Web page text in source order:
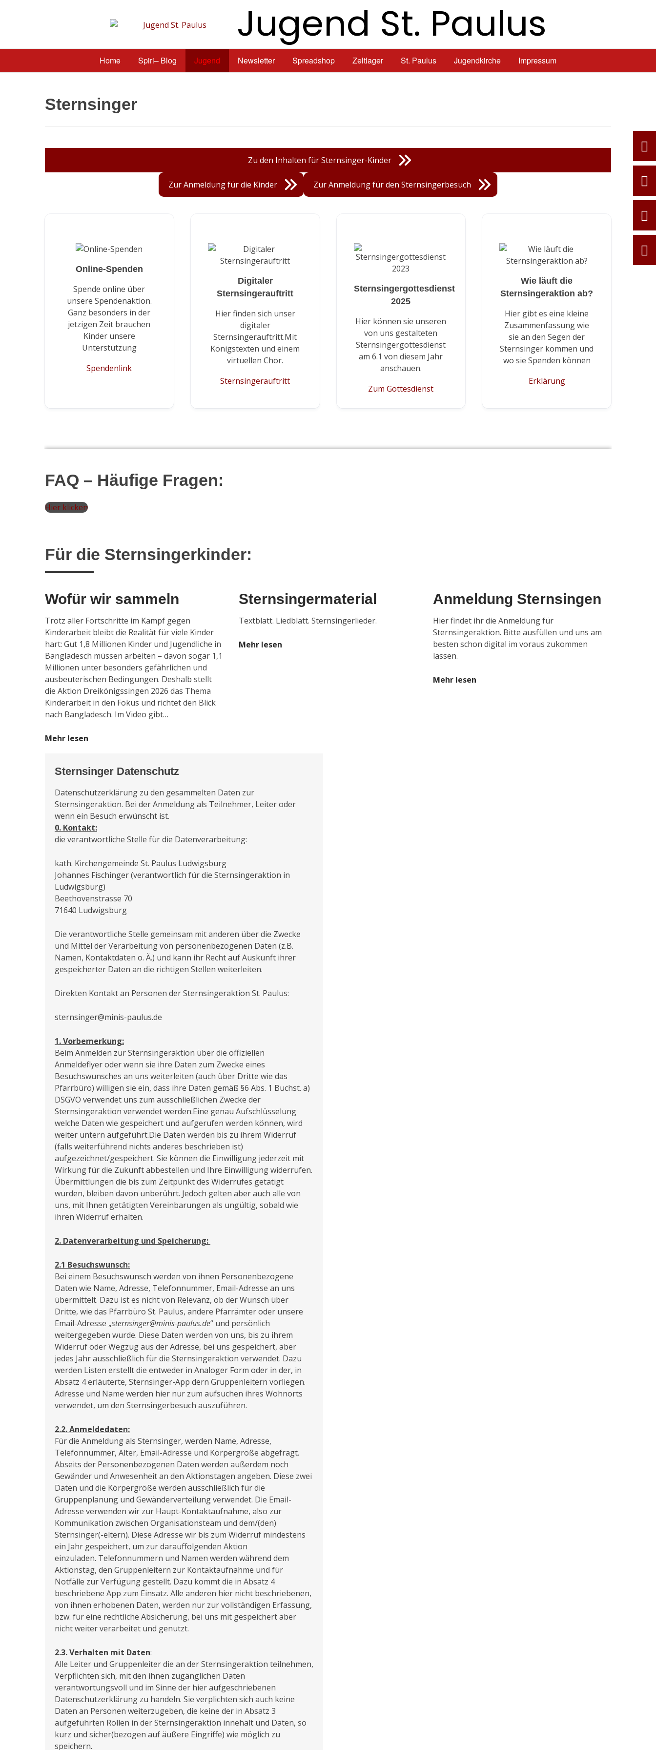
Jugend St. Paulus
Home Spiri– Blog Jugend Newsletter Spreadshop Zeltlager St. Paulus Jugendkirche Impressum
Sternsinger
Zu den Inhalten für Sternsinger-Kinder
Zur Anmeldung für die Kinder Zur Anmeldung für den Sternsingerbesuch
Online-Spenden
Spende online über
unsere Spendenaktion.
Ganz besonders in der
jetzigen Zeit brauchen
Kinder unsere
Unterstützung
Spendenlink
Digitaler
Sternsingerauftritt
Hier finden sich unser
digitaler
Sternsingerauftritt.Mit
Königstexten und einem
virtuellen Chor.
Sternsingerauftritt
Sternsingergottesdienst
2025
Hier können sie unseren
von uns gestalteten
Sternsingergottesdienst
am 6.1 von diesem Jahr
anschauen.
Zum Gottesdienst
Wie läuft die
Sternsingeraktion ab?
Hier gibt es eine kleine
Zusammenfassung wie
sie an den Segen der
Sternsinger kommen und
wo sie Spenden können
Erklärung
FAQ – Häufige Fragen:
Hier klicken
Für die Sternsingerkinder:
Wofür wir sammeln
Trotz aller Fortschritte im Kampf gegen
Kinderarbeit bleibt die Realität für viele Kinder
hart: Gut 1,8 Millionen Kinder und Jugendliche in
Bangladesch müssen arbeiten – davon sogar 1,1
Millionen unter besonders gefährlichen und
ausbeuterischen Bedingungen. Deshalb stellt
die Aktion Dreikönigssingen 2026 das Thema
Kinderarbeit in den Fokus und richtet den Blick
nach Bangladesch. Im Video gibt…
Mehr lesen
Sternsingermaterial
Textblatt. Liedblatt. Sternsingerlieder.
Mehr lesen
Anmeldung Sternsingen
Hier findet ihr die Anmeldung für
Sternsingeraktion. Bitte ausfüllen und uns am
besten schon digital im voraus zukommen
lassen.
Mehr lesen
Sternsinger Datenschutz
Datenschutzerklärung zu den gesammelten Daten zur
Sternsingeraktion. Bei der Anmeldung als Teilnehmer, Leiter oder
wenn ein Besuch erwünscht ist.
0. Kontakt:
die verantwortliche Stelle für die Datenverarbeitung:
kath. Kirchengemeinde St. Paulus Ludwigsburg
Johannes Fischinger (verantwortlich für die Sternsingeraktion in
Ludwigsburg)
Beethovenstrasse 70
71640 Ludwigsburg
Die verantwortliche Stelle gemeinsam mit anderen über die Zwecke
und Mittel der Verarbeitung von personenbezogenen Daten (z.B.
Namen, Kontaktdaten o. Ä.) und kann ihr Recht auf Auskunft ihrer
gespeicherter Daten an die richtigen Stellen weiterleiten.
Direkten Kontakt an Personen der Sternsingeraktion St. Paulus:
sternsinger@minis-paulus.de
1. Vorbemerkung:
Beim Anmelden zur Sternsingeraktion über die offiziellen
Anmeldeflyer oder wenn sie ihre Daten zum Zwecke eines
Besuchswunsches an uns weiterleiten (auch über Dritte wie das
Pfarrbüro) willigen sie ein, dass ihre Daten gemäß §6 Abs. 1 Buchst. a)
DSGVO verwendet uns zum ausschließlichen Zwecke der
Sternsingeraktion verwendet werden.Eine genau Aufschlüsselung
welche Daten wie gespeichert und aufgerufen werden können, wird
weiter untern aufgeführt.Die Daten werden bis zu ihrem Widerruf
(falls weiterführend nichts anderes beschrieben ist)
aufgezeichnet/gespeichert. Sie können die Einwilligung jederzeit mit
Wirkung für die Zukunft abbestellen und Ihre Einwilligung widerrufen.
Übermittlungen die bis zum Zeitpunkt des Widerrufes getätigt
wurden, bleiben davon unberührt. Jedoch gelten aber auch alle von
uns, mit Ihnen getätigten Vereinbarungen als ungültig, sobald wie
ihren Widerruf erhalten.
2. Datenverarbeitung und Speicherung:
2.1 Besuchswunsch:
Bei einem Besuchswunsch werden von ihnen Personenbezogene
Daten wie Name, Adresse, Telefonnummer, Email-Adresse an uns
übermittelt. Dazu ist es nicht von Relevanz, ob der Wunsch über
Dritte, wie das Pfarrbüro St. Paulus, andere Pfarrämter oder unsere
Email-Adresse „sternsinger@minis-paulus.de“ und persönlich
weitergegeben wurde. Diese Daten werden von uns, bis zu ihrem
Widerruf oder Wegzug aus der Adresse, bei uns gespeichert, aber
jedes Jahr ausschließlich für die Sternsingeraktion verwendet. Dazu
werden Listen erstellt die entweder in Analoger Form oder in der, in
Absatz 4 erläuterte, Sternsinger-App dern Gruppenleitern vorliegen.
Adresse und Name werden hier nur zum aufsuchen ihres Wohnorts
verwendet, um den Sternsingerbesuch auszuführen.
2.2. Anmeldedaten:
Für die Anmeldung als Sternsinger, werden Name, Adresse,
Telefonnummer, Alter, Email-Adresse und Körpergröße abgefragt.
Abseits der Personenbezogenen Daten werden außerdem noch
Gewänder und Anwesenheit an den Aktionstagen angeben. Diese zwei
Daten und die Körpergröße werden ausschließlich für die
Gruppenplanung und Gewänderverteilung verwendet. Die Email-
Adresse verwenden wir zur Haupt-Kontaktaufnahme, also zur
Kommunikation zwischen Organisationsteam und dem/(den)
Sternsinger(-eltern). Diese Adresse wir bis zum Widerruf mindestens
ein Jahr gespeichert, um zur darauffolgenden Aktion
einzuladen. Telefonnummern und Namen werden während dem
Aktionstag, den Gruppenleitern zur Kontaktaufnahme und für
Notfälle zur Verfügung gestellt. Dazu kommt die in Absatz 4
beschriebene App zum Einsatz. Alle anderen hier nicht beschriebenen,
von ihnen erhobenen Daten, werden nur zur vollständigen Erfassung,
bzw. für eine rechtliche Absicherung, bei uns mit gespeichert aber
nicht weiter verarbeitet und genutzt.
2.3. Verhalten mit Daten:
Alle Leiter und Gruppenleiter die an der Sternsingeraktion teilnehmen,
Verpflichten sich, mit den ihnen zugänglichen Daten
verantwortungsvoll und im Sinne der hier aufgeschriebenen
Datenschutzerklärung zu handeln. Sie verplichten sich auch keine
Daten an Personen weiterzugeben, die keine der in Absatz 3
aufgeführten Rollen in der Sternsingeraktion innehält und Daten, so
kurz und sicher(bezogen auf äußere Eingriffe) wie möglich zu
speichern.